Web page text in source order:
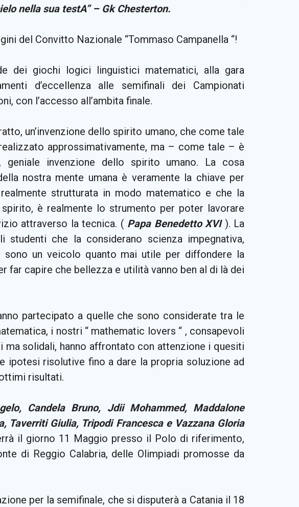
nella sua testA” – Gk Chesterton.
del Convitto Nazionale “Tommaso Campanella “!
dei giochi logici linguistici matematici, alla gara
d’eccellenza alle semifinali dei Campionati
con l’accesso all’ambita finale.
un’invenzione dello spirito umano, che come tale
approssimativamente, ma – come tale – è
geniale invenzione dello spirito umano. La cosa
nostra mente umana è veramente la chiave per
strutturata in modo matematico e che la
è realmente lo strumento per poter lavorare
attraverso la tecnica. ( Papa Benedetto XVI). La
che la considerano scienza impegnativa,
un veicolo quanto mai utile per diffondere la
far capire che bellezza e utilità vanno ben al di là dei
partecipato a quelle che sono considerate tra le
i nostri “ mathematic lovers “ , consapevoli
ma solidali, hanno affrontato con attenzione i quesiti
ipotesi risolutive fino a dare la propria soluzione ad
risultati.
Candela Bruno, Jdii Mohammed, Maddalone
Taverriti Giulia, Tripodi Francesca e Vazzana Gloria
il giorno 11 Maggio presso il Polo di riferimento,
di Reggio Calabria, delle Olimpiadi promosse da
per la semifinale, che si disputerà a Catania il 18